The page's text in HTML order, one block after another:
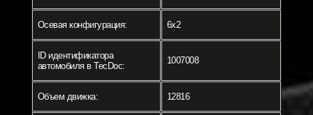
Осевая конфигурация: 6x2
ID идентификатора
автомобиля в TecDoc:
1007008
Объем движка: 12816